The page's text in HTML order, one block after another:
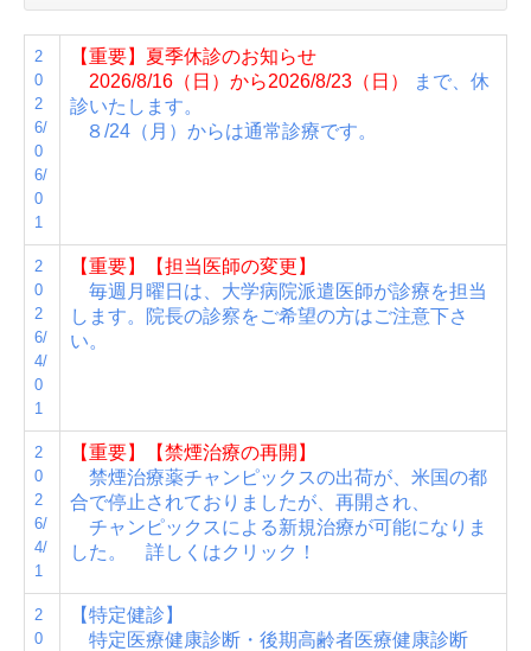
2
0
2
6/
0
6/
0
1
【重要】夏季休診のお知らせ
2026/8/16（日）から2026/8/23（日）
まで、休
診いたします。
８/24（月）からは通常診療です。
2
0
2
6/
4/
0
1
【重要】
【担当医師の変更】
毎週月曜日は、大学病院派遣医師が診療を担当
します。院長の診察をご希望の方はご注意下さ
い。
2
0
2
6/
4/
1
【重要】【禁煙治療の再開】
禁煙治療薬チャンピックスの出荷が、米国の都
合で停止されておりましたが、再開され、
チャンピックス による新規治療が可能になりま
した。 詳しくはクリック！
2
0
【特定健診】
特定医療健康診断・後期高齢者医療健康診断